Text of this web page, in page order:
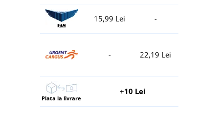
15,99 Lei -
- 22,19 Lei
Plata la livrare
+10 Lei